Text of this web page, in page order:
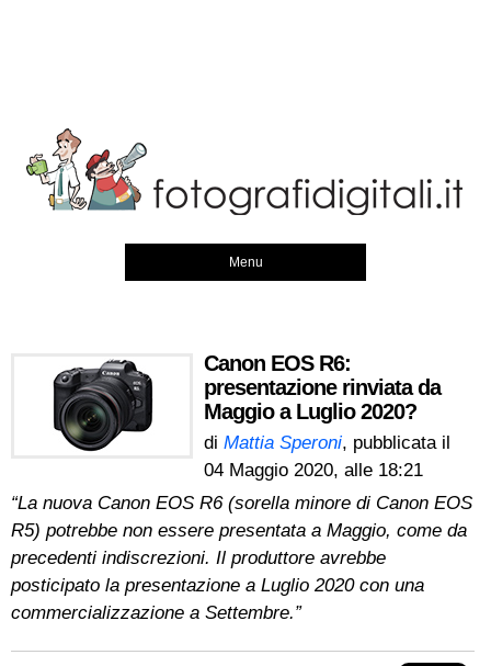
Menu
Canon EOS R6:
presentazione rinviata da
Maggio a Luglio 2020?
di Mattia Speroni, pubblicata il
04 Maggio 2020, alle 18:21
“La nuova Canon EOS R6 (sorella minore di Canon EOS
R5) potrebbe non essere presentata a Maggio, come da
precedenti indiscrezioni. Il produttore avrebbe
posticipato la presentazione a Luglio 2020 con una
commercializzazione a Settembre.”